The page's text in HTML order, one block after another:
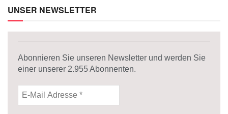
UNSER NEWSLETTER
Abonnieren Sie unseren Newsletter und werden Sie
einer unserer 2.955Abonnenten.